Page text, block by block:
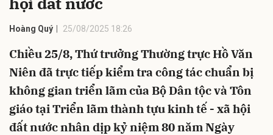
Hoàng Quý 25/08/2025 18:26
Chiều 25/8, Thứ trưởng Thường trực Hồ Văn
Niên đã trực tiếp kiểm tra công tác chuẩn bị
không gian triển lãm của Bộ Dân tộc và Tôn
giáo tại Triển lãm thành tựu kinh tế - xã hội
đất nước nhân dịp kỷ niệm 80 năm Ngày